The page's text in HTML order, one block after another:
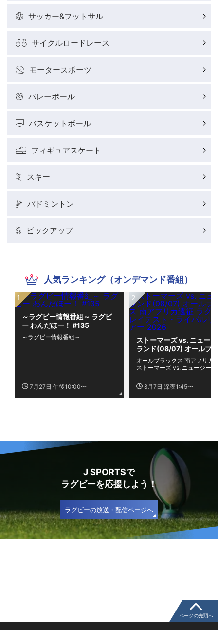
サッカー&フットサル
サイクルロードレース
モータースポーツ
バレーボール
バスケットボール
フィギュアスケート
スキー
バドミントン
ピックアップ
人気ランキング（オンデマンド番組）
～ラグビー情報番組～ ラグビ
ー わんだほー！ #135
7月27日 午後10:00〜
～ラグビー情報番組～
ストーマーズ vs. ニュー
ランド(08/07) オールブ
クス 南アフリカ遠征 ラグ
グレイテスト・ライバルリ
8月7日 深夜1:45〜
オールブラックス 南アフリカ
ストーマーズ vs. ニュージー
J SPORTSで
ラグビーを応援しよう！
ラグビーの放送・配信ページへ
ページの先頭へ